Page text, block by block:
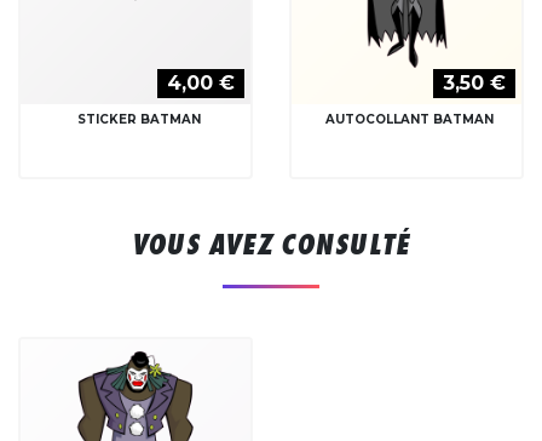
4,00 €
STICKER BATMAN
3,50 €
AUTOCOLLANT BATMAN
VOUS AVEZ CONSULTÉ